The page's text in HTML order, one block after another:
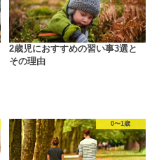
2歳児におすすめの習い事3選と
その理由
0〜1歳